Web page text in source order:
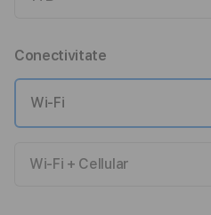
Conectivitate
Wi-Fi
Wi-Fi + Cellular